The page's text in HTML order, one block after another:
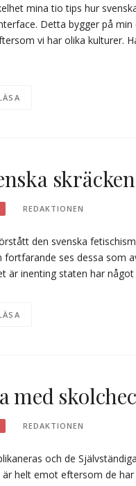
mina tio tips hur
Detta bygger på
vi har olika kulturer.
REDAKTIONEN
den svenska
fortfarande ses dessa som
är inenting staten har
med
REDAKTIONEN
och de
helt emot eftersom de